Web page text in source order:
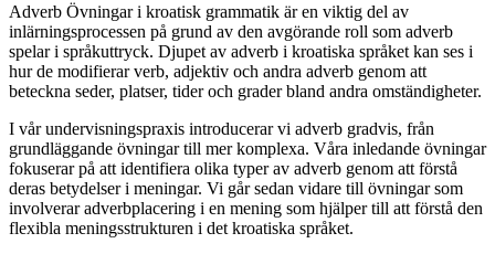
Adverb Övningar i kroatisk grammatik är en viktig del av
inlärningsprocessen på grund av den avgörande roll som adverb
spelar i språkuttryck. Djupet av adverb i kroatiska språket kan ses i
hur de modifierar verb, adjektiv och andra adverb genom att
beteckna seder, platser, tider och grader bland andra omständigheter.
I vår undervisningspraxis introducerar vi adverb gradvis, från
grundläggande övningar till mer komplexa. Våra inledande övningar
fokuserar på att identifiera olika typer av adverb genom att förstå
deras betydelser i meningar. Vi går sedan vidare till övningar som
involverar adverbplacering i en mening som hjälper till att förstå den
flexibla meningsstrukturen i det kroatiska språket.